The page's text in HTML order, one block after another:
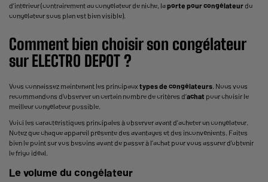
d’intérieur (contrairement au congélateur de niche, laporte pour congélateurdu
congélateur sous plan est bien visible).
Comment bien choisir son congélateur
sur ELECTRO DEPOT ?
Vous connaissez maintenant les principaux types de congélateurs. Nous vous
recommandons d’observer un certain nombre de critères d’achat pour choisir le
meilleur congélateur possible.
Voici les caractéristiques principales à observer avant d’acheter un congélateur.
Notez que chaque appareil présente des avantages et des inconvénients. Faites
bien le point sur vos besoins avant de passer à l’achat pour vous assurer d’obtenir
le frigo idéal.
Le volume du congélateur